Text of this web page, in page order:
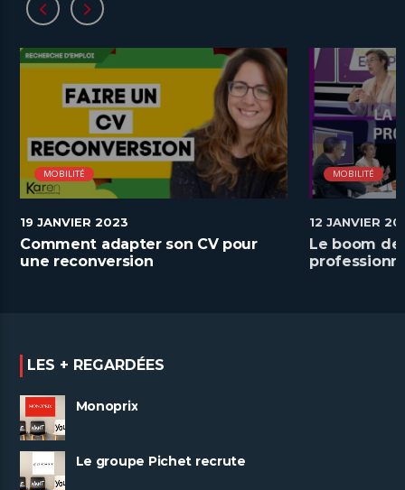
MOBILITÉ
19 JANVIER 2023
Comment adapter son CV pour
une reconversion
MOBILITÉ
12 JANVIER
Le boom
LES + REGARDÉES
Monoprix
Le groupe Pichet recrute